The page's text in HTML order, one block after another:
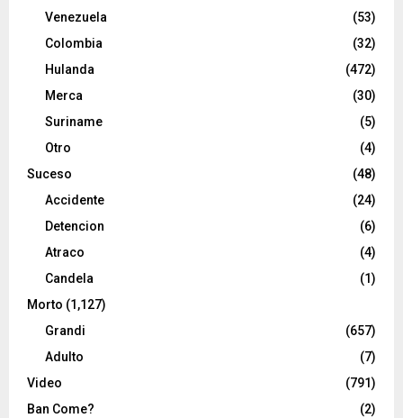
Venezuela
(53)
Colombia
(32)
Hulanda
(472)
Merca
(30)
Suriname
(5)
Otro
(4)
Suceso
(48)
Accidente
(24)
Detencion
(6)
Atraco
(4)
Candela
(1)
Morto (1,127)
Grandi
(657)
Adulto
(7)
Video
(791)
Ban Come?
(2)